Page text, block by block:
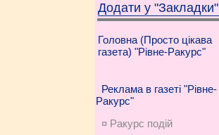
Додати у "Закладки"
Головна (Просто цікава
газета) "Рівне-Ракурс"
Реклама в газеті "Рівне-
Ракурс"
¤ Ракурс подій